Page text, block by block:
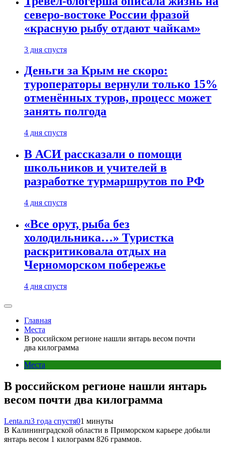
северо-востоке России фразой
«красную рыбу отдают чайкам»
3 дня спустя
Деньги за Крым не скоро:
туроператоры вернули только 15%
отменённых туров, процесс может
занять полгода
4 дня спустя
В АСИ рассказали о помощи
школьников и учителей в
разработке турмаршрутов по РФ
4 дня спустя
«Все орут, рыба без
холодильника…» Туристка
раскритиковала отдых на
Черноморском побережье
4 дня спустя
Главная
Места
В российском регионе нашли янтарь весом почти
два килограмма
Места
В российском регионе нашли янтарь
весом почти два килограмма
Lenta.ru3 года спустя01 минуты
В Калининградской области в Приморском карьере добыли
янтарь весом 1 килограмм 826 граммов.